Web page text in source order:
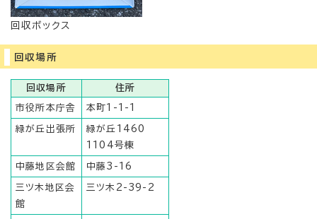
回収ボックス
回収場所
回収場所 住所
市役所本庁舎 本町1-1-1
緑が丘出張所
緑が丘1460
1104号棟
中藤地区会館 中藤3-16
三ツ木地区会
館
三ツ木2-39-2